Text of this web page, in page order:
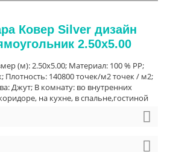
Ковер Silver дизайн
2.50x5.00
(м): 2.50x5.00; Материал: 100 % PP;
140800 точек/м2 точек / м2;
Джут; В комнату: во внутренних
на кухне, в спальне,гостиной